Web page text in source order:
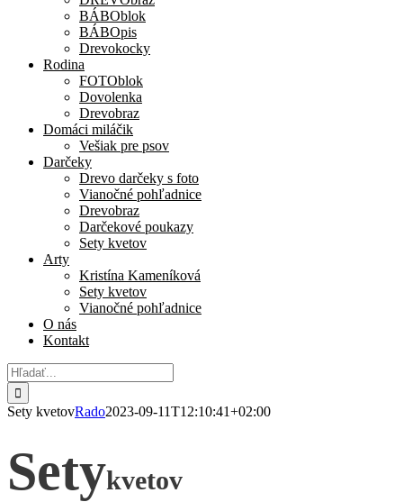
BÁBOblok
BÁBOpis
Drevokocky
Rodina
FOTOblok
Dovolenka
Drevobraz
Domáci miláčik
Vešiak pre psov
Darčeky
Drevo darčeky s foto
Vianočné pohľadnice
Drevobraz
Darčekové poukazy
Sety kvetov
Arty
Kristína Kameníková
Sety kvetov
Vianočné pohľadnice
O nás
Kontakt
Hľadať:
Sety kvetovRado2023-09-11T12:10:41+02:00
Setykvetov